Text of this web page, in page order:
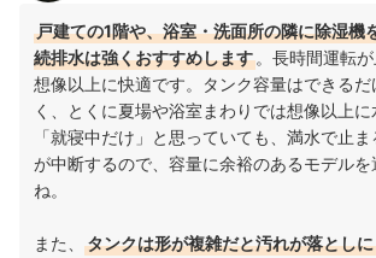
戸建ての1階や、浴室・洗面所の隣に除湿機
続排水は強くおすすめします。長時間運転
想像以上に快適です。タンク容量はできるだ
く、とくに夏場や浴室まわりでは想像以上に
「就寝中だけ」と思っていても、満水で止
が中断するので、容量に余裕のあるモデル
ね。
また、 タンクは形が複雑だと汚れが落とし